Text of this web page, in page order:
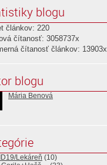
blogu
článkov: 220
čítanosť: 3058737x
čítanosť článkov: 13903x
blogu
Mária Benová
Lekáreň (10)